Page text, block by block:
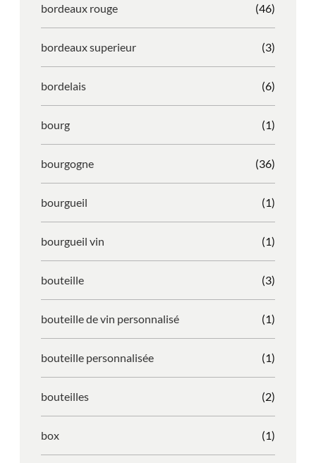
bordeaux rouge (46)
bordeaux superieur (3)
bordelais (6)
bourg (1)
bourgogne (36)
bourgueil (1)
bourgueil vin (1)
bouteille (3)
bouteille de vin personnalisé (1)
bouteille personnalisée (1)
bouteilles (2)
box (1)